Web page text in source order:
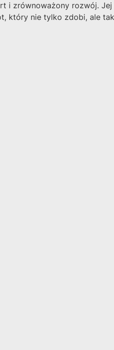
i zrównoważony rozwój.
który nie tylko zdobi, ale